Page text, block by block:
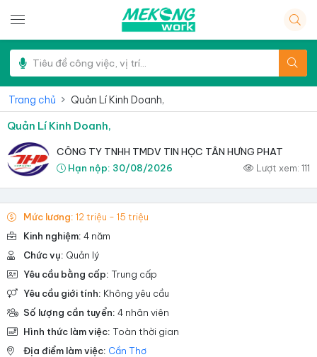
Trang chủ Quản Lí Kinh Doanh,
Quản Lí Kinh Doanh,
CÔNG TY TNHH TMDV TIN HỌC TÂN HƯNG PHAT
Hạn nộp: 30/08/2026 Lượt xem: 111
Mức lương: 12 triệu - 15 triệu
Kinh nghiệm: 4 năm
Chức vụ: Quản lý
Yêu cầu bằng cấp: Trung cấp
Yêu cầu giới tính: Không yêu cầu
Số lượng cần tuyển: 4 nhân viên
Hình thức làm việc: Toàn thời gian
Địa điểm làm việc: Cần Thơ